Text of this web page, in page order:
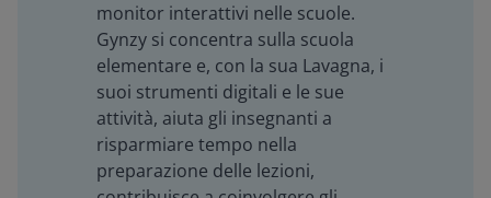
monitor interattivi nelle scuole.
Gynzy si concentra sulla scuola
elementare e, con la sua Lavagna, i
suoi strumenti digitali e le sue
attività, aiuta gli insegnanti a
risparmiare tempo nella
preparazione delle lezioni,